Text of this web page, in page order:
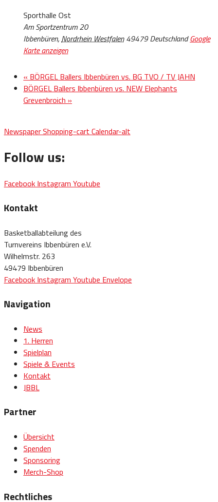
Sporthalle Ost
Am Sportzentrum 20
Ibbenbüren,Nordrhein Westfalen 49479 Deutschland Google
Karte anzeigen
« BÖRGEL Ballers Ibbenbüren vs. BG TVO / TV JAHN
BÖRGEL Ballers Ibbenbüren vs. NEW Elephants
Grevenbroich »
NewspaperShopping-cart Calendar-alt
Follow us:
Facebook Instagram Youtube
Kontakt
Basketballabteilung des
Turnvereins Ibbenbüren e.V.
Wilhelmstr. 263
49479 Ibbenbüren
Facebook Instagram Youtube Envelope
Navigation
News
1. Herren
Spielplan
Spiele & Events
Kontakt
JBBL
Partner
Übersicht
Spenden
Sponsoring
Merch-Shop
Rechtliches